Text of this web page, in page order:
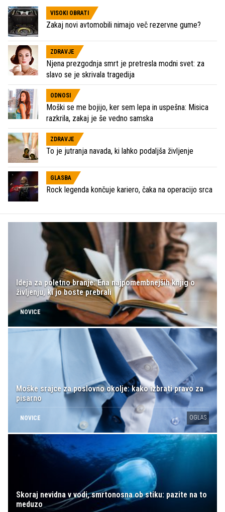
VISOKI OBRATI
Zakaj novi avtomobili nimajo več rezervne gume?
ZDRAVJE
Njena prezgodnja smrt je pretresla modni svet: za
slavo se je skrivala tragedija
ODNOSI
Moški se me bojijo, ker sem lepa in uspešna: Misica
razkrila, zakaj je še vedno samska
ZDRAVJE
To je jutranja navada, ki lahko podaljša življenje
GLASBA
Rock legenda končuje kariero, čaka na operacijo srca
Ideja za poletno branje: Ena najpomembnejših knjig o
življenju, ki jo boste prebrali
NOVICE
Moške srajce za poslovno okolje: kako izbrati pravo za
pisarno
NOVICE OGLAS
Skoraj nevidna v vodi, smrtonosna ob stiku: pazite na to
meduzo